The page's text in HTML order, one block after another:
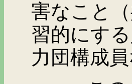
害なこと
習的にす
力団構成